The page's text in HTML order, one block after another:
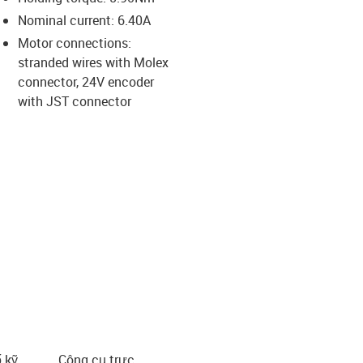
icon-arrow-right
Nominal current: 6.40A
Motor connections:
stranded wires with Molex
connector, 24V encoder
with JST connector
kỹ
Công cụ trực